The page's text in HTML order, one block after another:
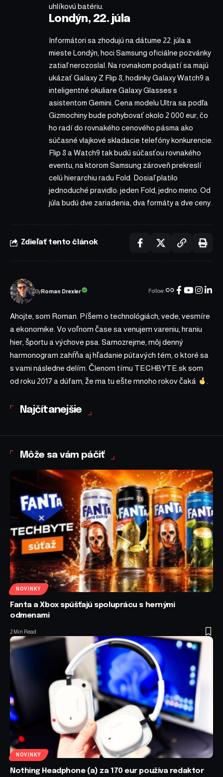
uhlíkovú batériu.
Londýn, 22. júla
Informátori sa zhodujú na dátume 22. júla a
mieste Londýn, hoci Samsung oficiálne pozvánky
zatiaľ nerozoslal. Na rovnakom podujatí sa majú
ukázať Galaxy Z Flip 8, hodinky Galaxy Watch9 a
inteligentné okuliare Galaxy Glasses s
asistentom Gemini. Cena modelu Ultra sa podľa
Gizmochiny bude pohybovať okolo 2 000 eur, čo
ho radí do rovnakého cenového pásma ako
súčasné vlajkové skladacie telefóny konkurencie.
Flip 8 a Watch9 tak budú súčasťou rovnakého
eventu, na ktorom Samsung zároveň prekreslí
celú hierarchiu radu Fold. Dosiaľ platilo
jednoduché pravidlo: jeden Fold, jedno meno. Od
júla budú dve zariadenia, dva formáty a dve ceny.
Zdieľať tento článok
ByRoman Drexler Follow:
Ahojte, som Roman. Píšem o technológiách, vede, vesmíre
a ekonomike. Vo voľnom čase sa venujem vareniu, hraniu
hier, športu a výchove psa. Samozrejme, môj denný
harmonogram zahŕňa aj hľadanie pútavých tém, o ktoré sa
s vami následne delím. Členom tímu TECHBYTE.sk som
od roku 2017 a dúfam, že ma tu ešte mnoho rokov čaká
Najčítanejšie
Môže sa vám páčiť
NOVINKY
Fanta a Xbox spúšťajú spoluprácu s hernými
odmenami
2 Min Read
NOVINKY
Nothing Headphone (a) za 170 eur používa redaktor